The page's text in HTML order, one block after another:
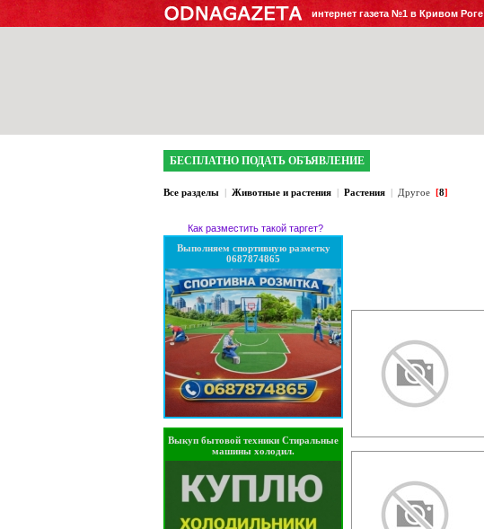
интернет газета №1 в Кривом Роге
БЕСПЛАТНО ПОДАТЬ ОБЪЯВЛЕНИЕ
Все разделы | Животные и растения | Растения | Другое [8]
Как разместить такой таргет?
Выполняем спортивную разметку
0687874865
Выкуп бытовой техники Стиральные
машины холодил.